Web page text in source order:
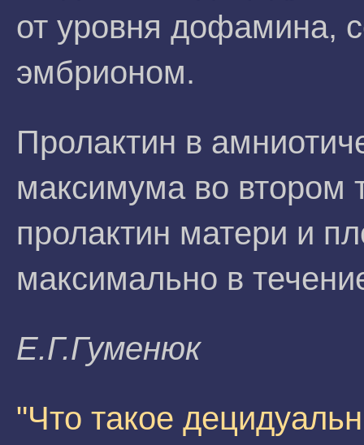
от уровня дофамина,
эмбрионом.
Пролактин в
максимума во втором
пролактин матери и
максимально в
E.Г.Гумeнюк
"Что такое